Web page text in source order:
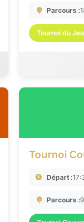
Parcours :
Tournoi du
Tournoi
Départ :
Parcours :